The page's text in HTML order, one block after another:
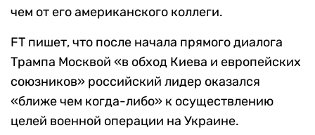
чем от его американского коллеги.
FT пишет, что после начала прямого диалога
Трампа Москвой «в обход Киева и европейских
союзников» российский лидер оказался
«ближе чем когда-либо» к осуществлению
целей военной операции на Украине.